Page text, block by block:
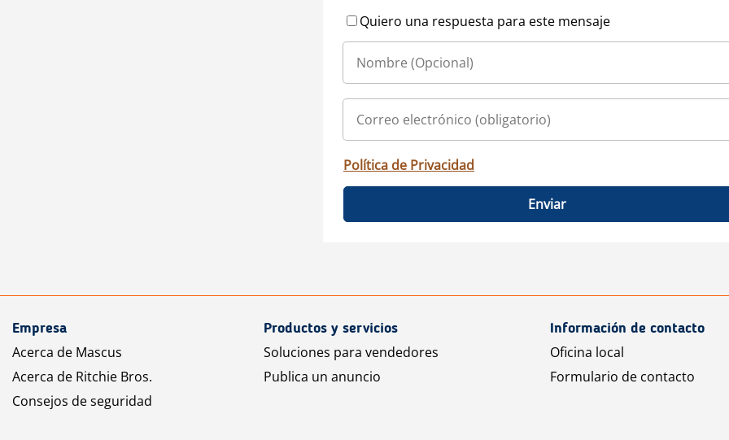
Quiero una respuesta para este mensaje
Política de Privacidad
Enviar
Empresa
Acerca de Mascus
Acerca de Ritchie Bros.
Consejos de seguridad
Productos y servicios
Soluciones para vendedores
Publica un anuncio
Información de contacto
Oficina local
Formulario de contacto